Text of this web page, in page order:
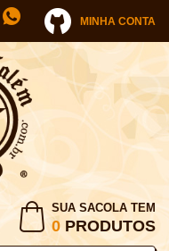
MINHA CONTA
SUA SACOLA TEM
0 PRODUTOS